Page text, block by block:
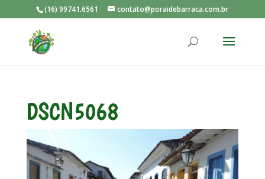
(16) 99741.6561 contato@poraidebarraca.com.br
DSCN5068